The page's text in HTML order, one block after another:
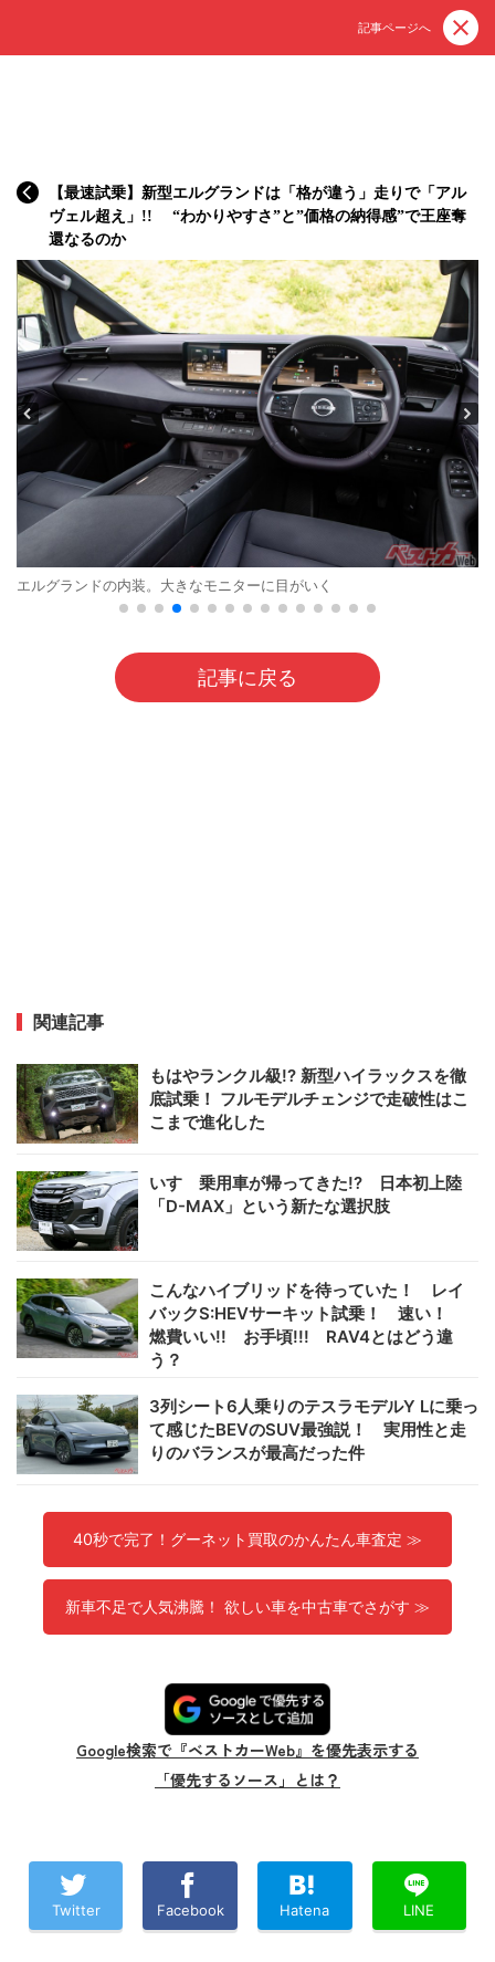
記事ページへ
【最速試乗】新型エルグランドは「格が違う」走りで「アル
ヴェル超え」!! “わかりやすさ”と”価格の納得感”で王座奪
還なるのか
エルグランドの内装。大きなモニターに目がいく
記事に戻る
関連記事
もはやランクル級!? 新型ハイラックスを徹
底試乗！ フルモデルチェンジで走破性はこ
こまで進化した
いすゞ乗用車が帰ってきた!? 日本初上陸
「D-MAX」という新たな選択肢
こんなハイブリッドを待っていた！ レイ
バックS:HEVサーキット試乗！ 速い！
燃費いい!! お手頃!!! RAV4とはどう違
う？
3列シート6人乗りのテスラモデルY Lに乗っ
て感じたBEVのSUV最強説！ 実用性と走
りのバランスが最高だった件
40秒で完了！グーネット買取のかんたん車査定 ≫
新車不足で人気沸騰！ 欲しい車を中古車でさがす ≫
Google検索で『ベストカーWeb』を優先表示する
「優先するソース」とは？
Twitter Facebook Hatena LINE